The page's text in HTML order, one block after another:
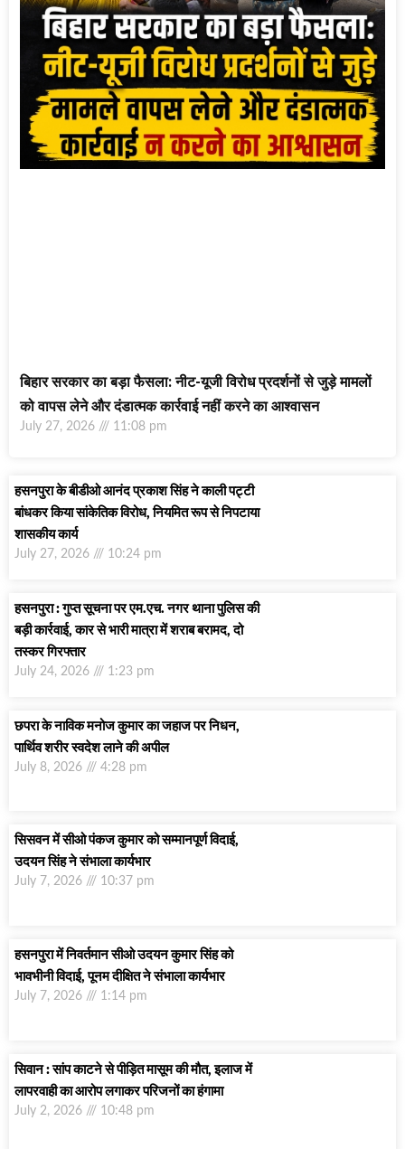
बिहार सरकार का बड़ा फैसला: नीट-यूजी विरोध प्रदर्शनों से जुड़े मामलों
को वापस लेने और दंडात्मक कार्रवाई नहीं करने का आश्वासन
July 27, 2026 11:08 pm
हसनपुरा के बीडीओ आनंद प्रकाश सिंह ने काली पट्टी
बांधकर किया सांकेतिक विरोध, नियमित रूप से निपटाया
शासकीय कार्य
July 27, 2026 10:24 pm
हसनपुरा : गुप्त सूचना पर एम.एच. नगर थाना पुलिस की
बड़ी कार्रवाई, कार से भारी मात्रा में शराब बरामद, दो
तस्कर गिरफ्तार
July 24, 2026 1:23 pm
छपरा के नाविक मनोज कुमार का जहाज पर निधन,
पार्थिव शरीर स्वदेश लाने की अपील
July 8, 2026 4:28 pm
सिसवन में सीओ पंकज कुमार को सम्मानपूर्ण विदाई,
उदयन सिंह ने संभाला कार्यभार
July 7, 2026 10:37 pm
हसनपुरा में निवर्तमान सीओ उदयन कुमार सिंह को
भावभीनी विदाई, पूनम दीक्षित ने संभाला कार्यभार
July 7, 2026 1:14 pm
सिवान : सांप काटने से पीड़ित मासूम की मौत, इलाज में
लापरवाही का आरोप लगाकर परिजनों का हंगामा
July 2, 2026 10:48 pm